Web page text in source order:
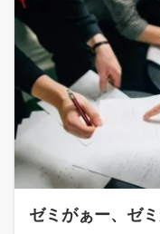
ゼミがぁー、ゼ